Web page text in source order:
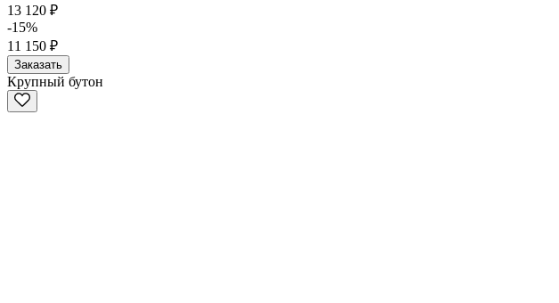
13 120 ₽
-15%
11 150 ₽
Заказать
Крупный бутон